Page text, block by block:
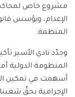
مشروع خاص
الإعدام، ويؤسس
المنظمة.
وجدّد نادي الأسير
المنظومة الدولية
أسهمت في تمكين
الإجرامية بحقّ